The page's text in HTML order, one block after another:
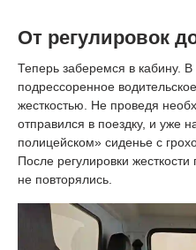
От регулировок
Теперь заберемся в кабину.
подрессоренное
жесткостью. Не проведя
отправился в поездку, и уже
полицейском» сиденье с
После регулировки
не повторялись.